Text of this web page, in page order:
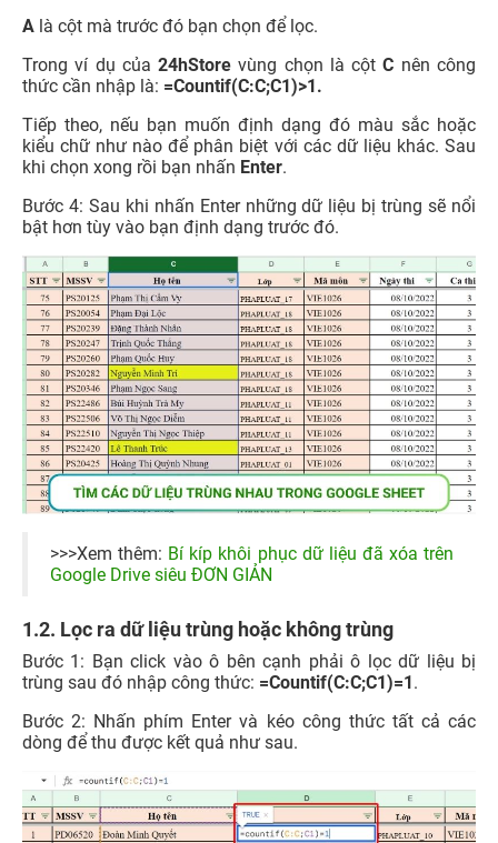
A là cột mà trước đó bạn chọn để lọc.
Trong ví dụ của24hStore vùng chọn là cộtC nên công
thức cần nhập là: =Countif(C:C;C1)>1.
Tiếp theo, nếu bạn muốn định dạng đó màu sắc hoặc
kiểu chữ như nào để phân biệt với các dữ liệu khác. Sau
khi chọn xong rồi bạn nhấn Enter.
Bước 4: Sau khi nhấn Enter những dữ liệu bị trùng sẽ nổi
bật hơn tùy vào bạn định dạng trước đó.
>>>Xem thêm: Bí kíp khôi phục dữ liệu đã xóa trên
Google Drive siêu ĐƠN GIẢN
1.2. Lọc ra dữ liệu trùng hoặc không trùng
Bước 1: Bạn click vào ô bên cạnh phải ô lọc dữ liệu bị
trùng sau đó nhập công thức: =Countif(C:C;C1)=1 .
Bước 2: Nhấn phím Enter và kéo công thức tất cả các
dòng để thu được kết quả như sau.